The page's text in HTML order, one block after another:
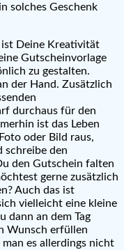
solches Geschenk
ist Deine Kreativität
Gutscheinvorlage
zu gestalten.
der Hand. Zusätzlich
durchaus für den
ist das Leben
oder Bild raus,
schreibe den
den Gutschein falten
gerne zusätzlich
Auch das ist
vielleicht eine kleine
dann an dem Tag
Wunsch erfüllen
es allerdings nicht